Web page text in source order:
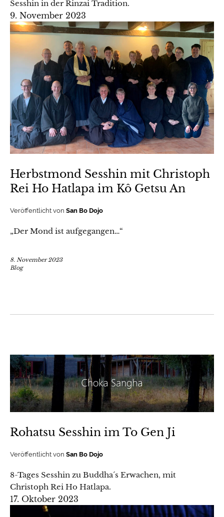
Sesshin in der Rinzai Tradition.
9. November 2023
Herbstmond Sesshin mit Christoph
Rei Ho Hatlapa im Kô Getsu An
Veröffentlicht von San Bo Dojo
„Der Mond ist aufgegangen…“
8. November 2023
Blog
Rohatsu Sesshin im To Gen Ji
Veröffentlicht von San Bo Dojo
8-Tages Sesshin zu Buddha´s Erwachen, mit
Christoph Rei Ho Hatlapa.
17. Oktober 2023